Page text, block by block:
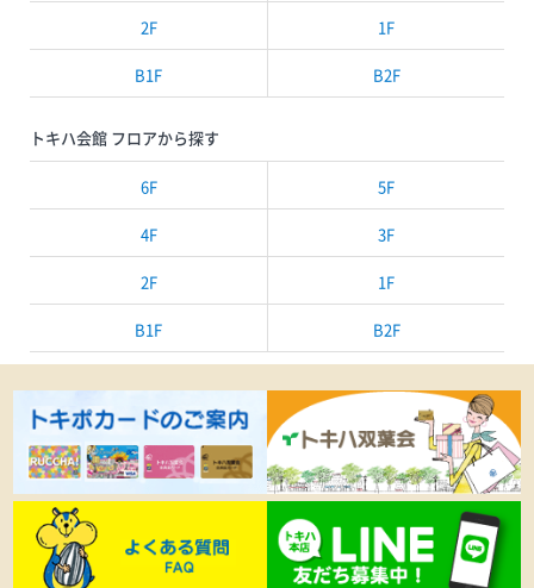
2F 1F
B1F B2F
トキハ会館 フロアから探す
6F 5F
4F 3F
2F 1F
B1F B2F